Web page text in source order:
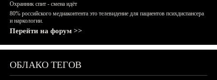
Охранник спит - смена идёт
80% российского медиаконтента это телевидение для пациентов психдиспансера
и наркологии.
Перейти на форум >>
ОБЛАКО ТЕГОВ